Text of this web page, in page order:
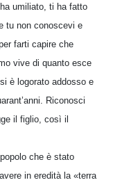
umiliato, ti ha fatto
tu non conoscevi e
farti capire che
vive di quanto esce
è logorato addosso e
Riconosci
il figlio, così il
che è stato
in eredità la «terra